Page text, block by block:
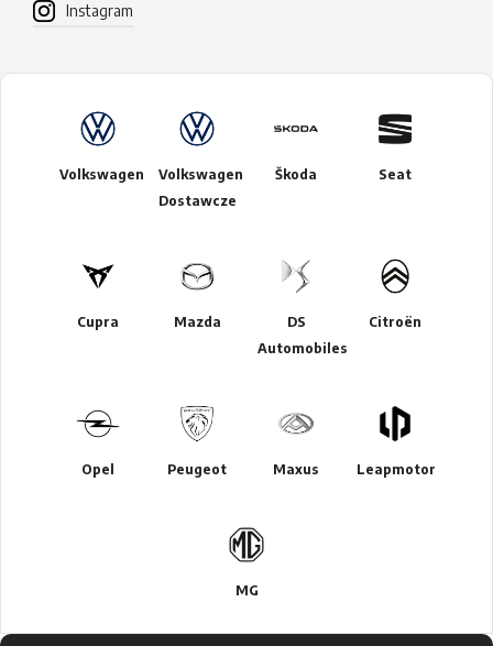
Instagram
Volkswagen
Volkswagen
Dostawcze
Škoda Seat
Cupra Mazda
DS
Automobiles
Citroën
Opel Peugeot Maxus Leapmotor
MG